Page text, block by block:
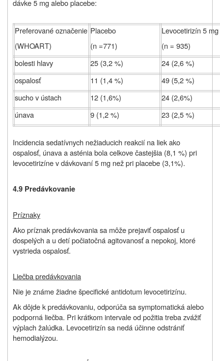
dávke 5 mg alebo placebe:
Preferované označenie
(WHOART)
Placebo
(n =771)
Levocetirizín 5 mg
(n = 935)
bolesti hlavy
25 (3,2 %)
24 (2,6 %)
ospalosť
11 (1,4 %)
49 (5,2 %)
sucho v ústach
12 (1,6%)
24 (2,6%)
únava
9 (1,2 %) 23 (2,5 %)
Incidencia sedatívnych nežiaducich reakcií na liek ako
ospalosť, únava a asténia bola celkove častejšia (8,1 %) pri
levocetirizíne v dávkovaní 5 mg než pri placebe (3,1%).
4.9 Predávkovanie
Príznaky
Ako príznak predávkovania sa môže prejaviť ospalosť u
dospelých a u detí počiatočná agitovanosť a nepokoj, ktoré
vystrieda ospalosť.
Liečba predávkovania
Nie je známe žiadne špecifické antidotum levocetirizínu.
Ak dôjde k predávkovaniu, odporúča sa symptomatická alebo
podporná liečba. Pri krátkom intervale od požitia treba zvážiť
výplach žalúdka. Levocetirizín sa nedá účinne odstrániť
hemodialýzou.